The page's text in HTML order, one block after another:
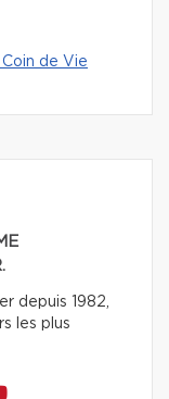
de Vie
depuis 1982,
les plus